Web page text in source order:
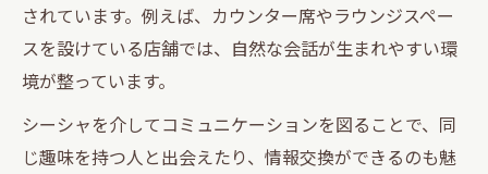
されています。例えば、カウンター席やラウンジスペー
スを設けている店舗では、自然な会話が生まれやすい環
境が整っています。
シーシャを介してコミュニケーションを図ることで、同
じ趣味を持つ人と出会えたり、情報交換ができるのも魅